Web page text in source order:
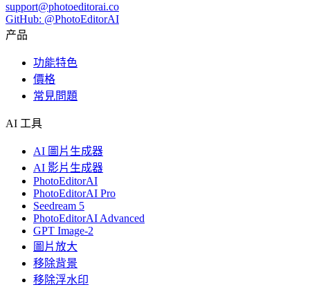
support@photoeditorai.co
GitHub: @PhotoEditorAI
产品
功能特色
價格
常見問題
AI 工具
AI 圖片生成器
AI 影片生成器
PhotoEditorAI
PhotoEditorAI Pro
Seedream 5
PhotoEditorAI Advanced
GPT Image-2
圖片放大
移除背景
移除浮水印